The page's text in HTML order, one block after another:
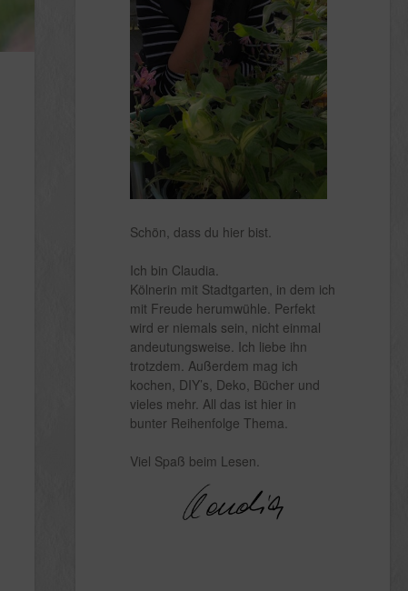
Schön, dass du hier bist.
Ich bin Claudia.
Kölnerin mit Stadtgarten, in dem ich
mit Freude herumwühle. Perfekt
wird er niemals sein, nicht einmal
andeutungsweise. Ich liebe ihn
trotzdem. Außerdem mag ich
kochen, DIY’s, Deko, Bücher und
vieles mehr. All das ist hier in
bunter Reihenfolge Thema.
Viel Spaß beim Lesen.